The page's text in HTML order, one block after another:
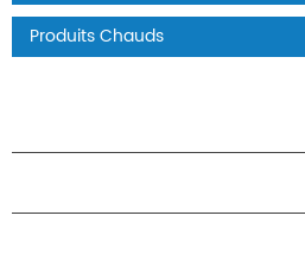
Produits Chauds